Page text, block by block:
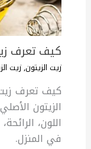
كيف تعرف
زيت الزيتون,زيت
كيف تعرف
الزيتون
اللون،
في المنزل.